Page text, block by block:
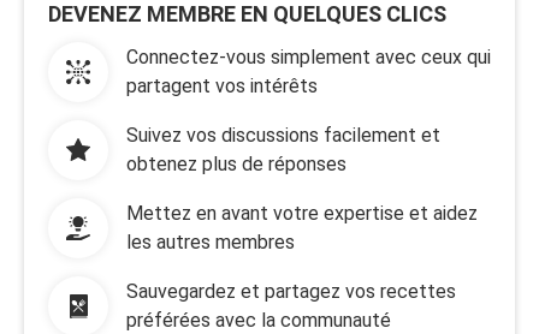
DEVENEZ MEMBRE EN QUELQUES CLICS
Connectez-vous simplement avec ceux qui
partagent vos intérêts
Suivez vos discussions facilement et
obtenez plus de réponses
Mettez en avant votre expertise et aidez
les autres membres
Sauvegardez et partagez vos recettes
préférées avec la communauté